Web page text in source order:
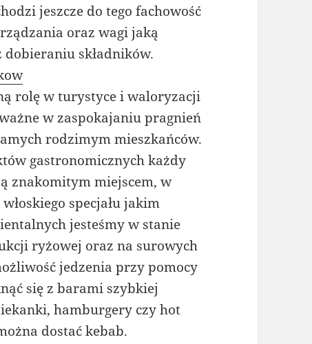
jeszcze do tego fachowość
oraz wagi jaką
składników.
rolę w turystyce i waloryzacji
w zaspokajaniu pragnień
rodzimym mieszkańców.
gastronomicznych każdy
znakomitym miejscem, w
specjału jakim
jesteśmy w stanie
ryżowej oraz na surowych
jedzenia przy pomocy
się z barami szybkiej
hamburgery czy hot
dostać kebab.